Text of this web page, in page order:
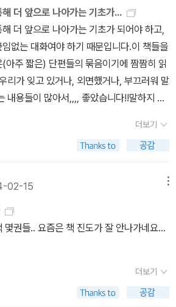
되었다'는 이유로 당국으로부터 원고 일부
쪽
하느라눈병이 나고폐병이 들고앞으로도
람들살릴 수 있지 않겠느냐고자기 안 죽고
최선을 다 하려고 하는 거니까자기가 죽더
다는 생각은 말고언젠가 환하고 좋은 세상
냐고 물어봐요내가 뭐라고 대답했겠어요
전태일 어머니 이소선 여사와의 인터뷰 내
영원히 잊지 말아주게.” 이소선 여사의 마
방이라도 손에 잡힐 것 같아서 눈물이 났
아니다. 기준법 세워놨으니 기준법 지키라
싶다는 것이다. 살고 싶다는 것이다. 이는
다.
를 만나언 강 바람 속으로 무덤도 없이세찬
꽃잎처럼 흘러 흘러 그대 잘 가라그대 눈
대 사랑 이제 곧 노래 되리니산을 입에 물고
돌아 보지 말고 그대 잘 가라그대 잘 가라☆
승원또 하루 멀어져 간다내뿜은 담배연기
무얼 채워 살고 있는지점점 더 멀어져 간다
아오지만떠나간 내 사랑은 어디에내가 떠나
온 것도 아닌데조금씩 잊혀져 간다머물러
하루 멀어져 간다매일 이별하며 살고 있구
나점점 더 멀어져 간다머물러 있는 청춘인
슴속엔더 아무것도 찾을 수 없네계절은 다
랑은 어디에내가 떠나보낸 것도 아닌데내
씩 잊혀져 간다머물러 있는 사랑인줄 알았
일 이별하며 살고 있구나매일 이별하며 살
더 앞으로 나아가는 기초가...
더 앞으로 나아가는 기초가 되어야 하고,
없는 대화여야 하기 때문입니다.이 책들을
아주 짧은) 단편들의 묶음이기에 짬짬히 읽
리가 잊고 있거나, 외면했거나, 부끄러워 말
아서,,,, 좋았습니다!!말하지 않
오디오 북으로 있으니 오고 가는 길에서
았습니다.특히 지식e는 가끔 EBS에서 5
에서 툭툭 던지 듯 나오는 자막의 글귀,,
용을 책으로 엮은 것입니다. 그 5분간의
을 했었는 데, 이리 책으로 계속 발간되어
사를 만들어가야 하는 청소년들에게는 꼭 읽
다.아니, 굳어가고, 편협해져 가며, 젊은이
하는, 외골수가 되어가는 장년층들에게도
마주할 줄 알아야 더 나은 세상을 만들수
더보기
02-15
몇권들.. 요즘은 책 진도가 잘 안나가네요...
더보기